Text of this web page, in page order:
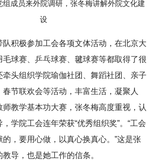
组成员来外院调研，张冬梅讲解外院文化建
设
队积极参加工会各项文体活动，在北京大
毛球赛、乒乓球赛、毽球赛等都取得了很
牵头组织学院瑜伽社团、舞蹈社团、亲子
节联欢会等活动，丰富生活，凝聚人
教学基本功大赛，张冬梅高度重视，认
学院工会连年荣获“优秀组织奖”。“工会
，要用心做，以真心换真心。”这是张
导，也是她工作的信条。